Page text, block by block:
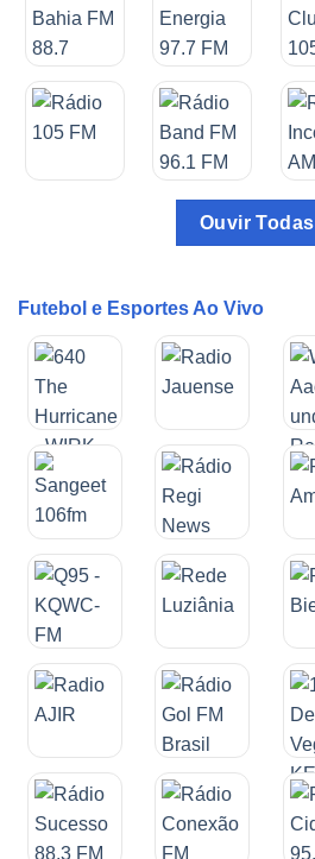
Ouvir Todas
Futebol e Esportes Ao Vivo